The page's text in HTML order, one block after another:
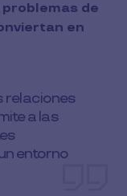
de
en
relaciones
a las
entorno